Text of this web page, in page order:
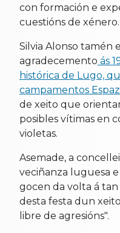
con formación e
cuestións de xénero.
Silvia Alonso tamén
agradecemento ás
histórica de Lugo,
campamentos
de xeito que
posibles vítimas en
violetas.
Asemade, a
veciñanza luguesa
gocen da volta á
desta festa dun
libre de agresións".